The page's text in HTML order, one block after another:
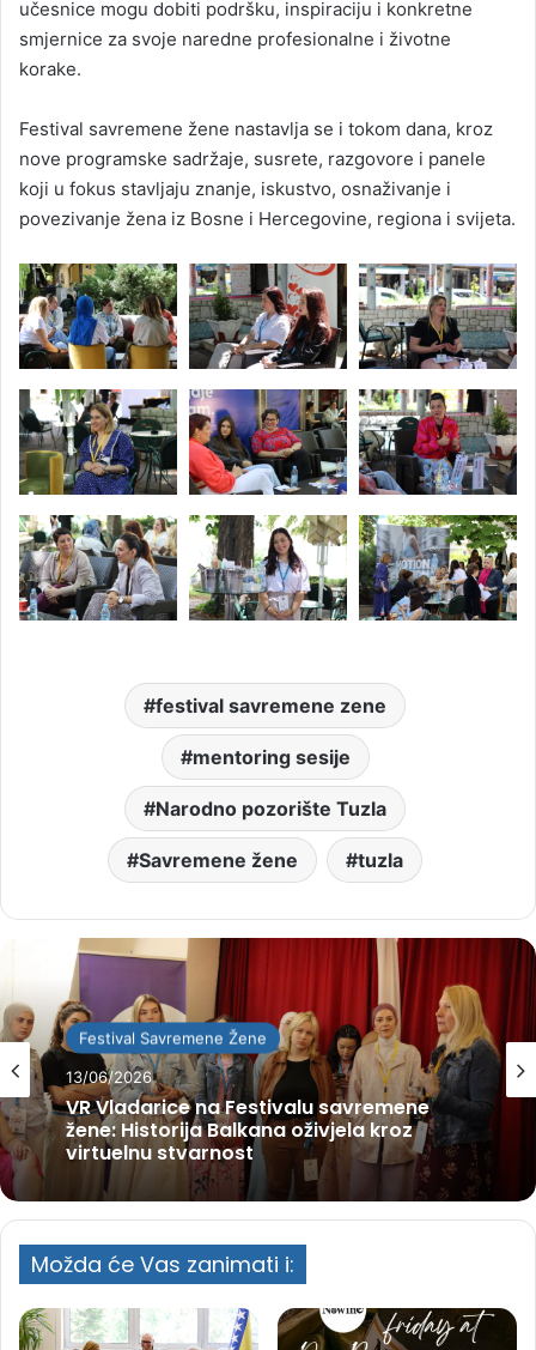
učesnice mogu dobiti podršku, inspiraciju i konkretne
smjernice za svoje naredne profesionalne i životne
korake.
Festival savremene žene nastavlja se i tokom dana, kroz
nove programske sadržaje, susrete, razgovore i panele
koji u fokus stavljaju znanje, iskustvo, osnaživanje i
povezivanje žena iz Bosne i Hercegovine, regiona i svijeta.
festival savremene zene
mentoring sesije
Narodno pozorište Tuzla
Savremene žene tuzla
Festival Savremene Žene
13/06/2026
VR Vladarice na Festivalu savremene
žene: Historija Balkana oživjela kroz
virtuelnu stvarnost
Možda će Vas zanimati i: